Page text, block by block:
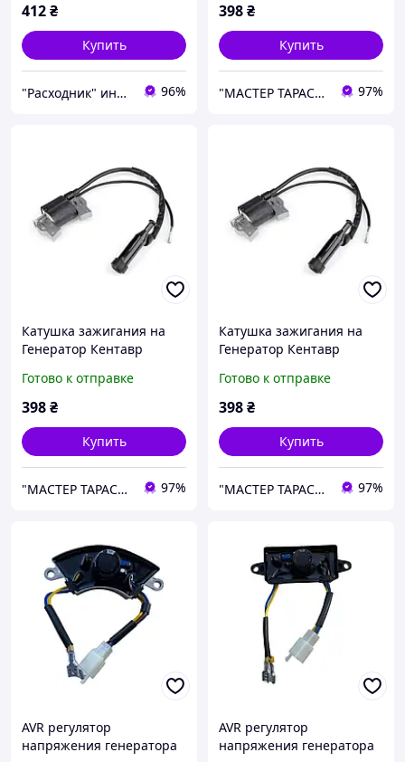
412₴
Купить
"Расходник" интернет магазин запчастей 96%
398₴
Купить
"МАСТЕР ТАРАС" интернет магазин запчастей и комплеткующих 97%
Катушка зажигания на
Генератор Кентавр
Готово к отправке
398₴
Купить
"МАСТЕР ТАРАС" интернет магазин запчастей и комплеткующих 97%
Катушка зажигания на
Генератор Кентавр
Готово к отправке
398₴
Купить
"МАСТЕР ТАРАС" интернет магазин запчастей и комплеткующих 97%
AVR регулятор
напряжения генератора
AVR регулятор
напряжения генератора